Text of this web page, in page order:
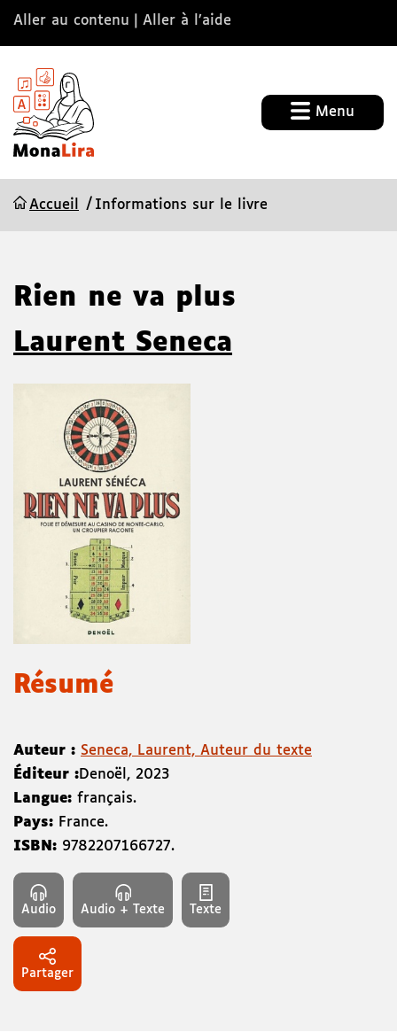
Aller au contenu Aller à l’aide
Menu
Accueil Informations sur le livre
Rien ne va plus
Laurent Seneca
Résumé
Auteur : Seneca, Laurent, Auteur du texte
Éditeur :Denoël , 2023
Langue: français.
Pays: France.
ISBN: 9782207166727.
Audio Audio + Texte Texte
Partager